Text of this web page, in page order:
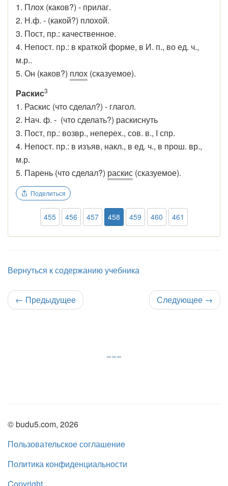
1. Плох (каков?) - прилаг.
2. Н.ф. - (какой?) плохой.
3. Пост, пр.: качественное.
4. Непост. пр.: в краткой форме, в И. п., во ед. ч.,
м.р..
5. Он (каков?) плох (сказуемое).
Раскис3
1. Раскис (что сделал?) - глагол.
2. Нач. ф. - (что сделать?) раскиснуть
3. Пост, пр.: возвр., неперех., сов. в., I спр.
4. Непост. пр.: в изъяв, накл., в ед. ч., в прош. вр.,
м.р.
5. Парень (что сделал?) раскис (сказуемое).
Поделиться
455 456 457 458 459 460 461
Вернуться к содержанию учебника
← Предыдущее Следующее →
© budu5.com, 2026
Пользовательское соглашение
Политика конфиденциальности